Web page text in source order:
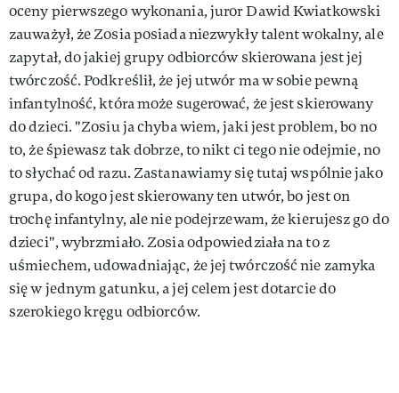
oceny pierwszego wykonania, juror Dawid Kwiatkowski
zauważył, że Zosia posiada niezwykły talent wokalny, ale
zapytał, do jakiej grupy odbiorców skierowana jest jej
twórczość. Podkreślił, że jej utwór ma w sobie pewną
infantylność, która może sugerować, że jest skierowany
do dzieci. "Zosiu ja chyba wiem, jaki jest problem, bo no
to, że śpiewasz tak dobrze, to nikt ci tego nie odejmie, no
to słychać od razu. Zastanawiamy się tutaj wspólnie jako
grupa, do kogo jest skierowany ten utwór, bo jest on
trochę infantylny, ale nie podejrzewam, że kierujesz go do
dzieci", wybrzmiało. Zosia odpowiedziała na to z
uśmiechem, udowadniając, że jej twórczość nie zamyka
się w jednym gatunku, a jej celem jest dotarcie do
szerokiego kręgu odbiorców.